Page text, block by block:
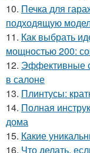
10. Печка для
подходящую
11. Как выбрать
мощностью 200:
12. Эффективные
в салоне
13. Плинтусы:
14. Полная
дома
15. Какие
16. Что делать,